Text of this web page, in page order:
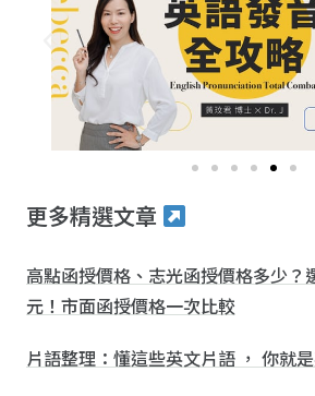
更多精選文章
高點函授價格、志光函授價格多少？
元！市面函授價格一次比較
片語整理：懂這些英文片語 ， 你就